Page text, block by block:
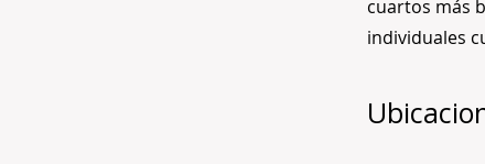
cuartos más
individuales